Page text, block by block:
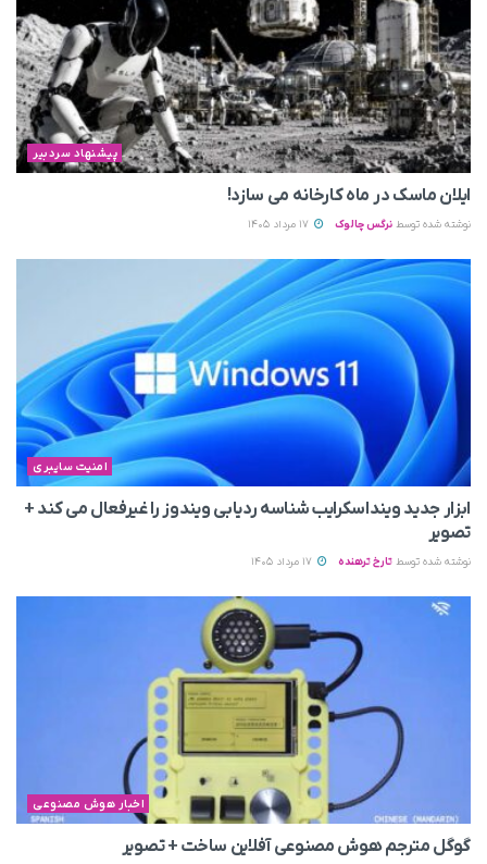
پیشنهاد سردبیر
ایلان ماسک در ماه کارخانه می سازد!
نوشته شده توسط نرگس چالوک
امنیت سایبری
ابزار جدید وینداسکرایب شناسه ردیابی ویندوز را غیرفعال می‌ کند +
تصویر
نوشته شده توسط تارخ ترهنده
اخبار هوش مصنوعی
گوگل مترجم هوش مصنوعی آفلاین ساخت + تصویر